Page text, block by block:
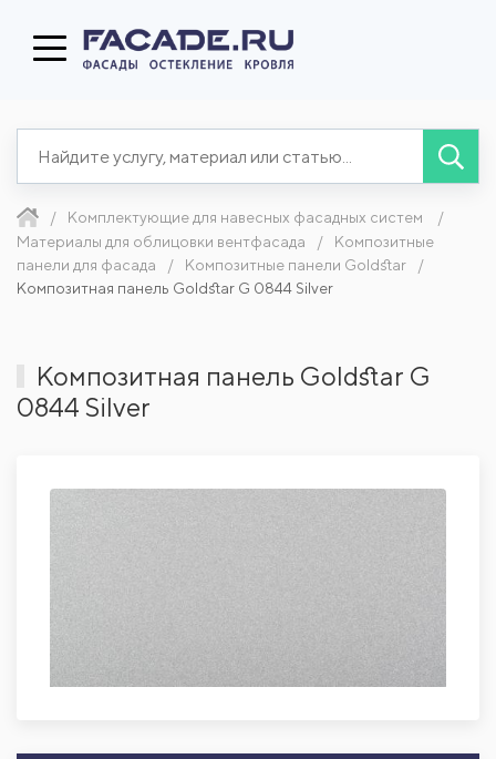
Комплектующие для навесных фасадных систем
Материалы для облицовки вентфасада
Композитные
панели для фасада
Композитные панели Goldstar
Композитная панель Goldstar G 0844 Silver
Композитная панель Goldstar G
0844 Silver